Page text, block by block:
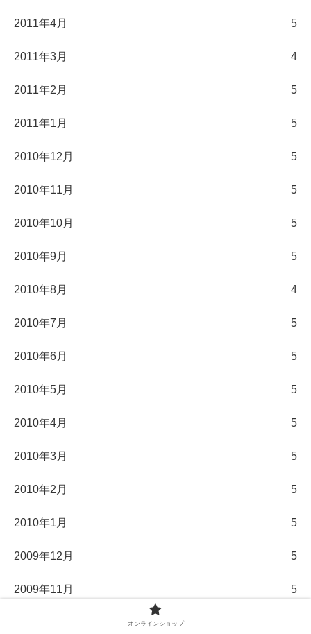
2011年4月 5
2011年3月 4
2011年2月 5
2011年1月 5
2010年12月 5
2010年11月 5
2010年10月 5
2010年9月 5
2010年8月 4
2010年7月 5
2010年6月 5
2010年5月 5
2010年4月 5
2010年3月 5
2010年2月 5
2010年1月 5
2009年12月 5
2009年11月 5
オンラインショップ